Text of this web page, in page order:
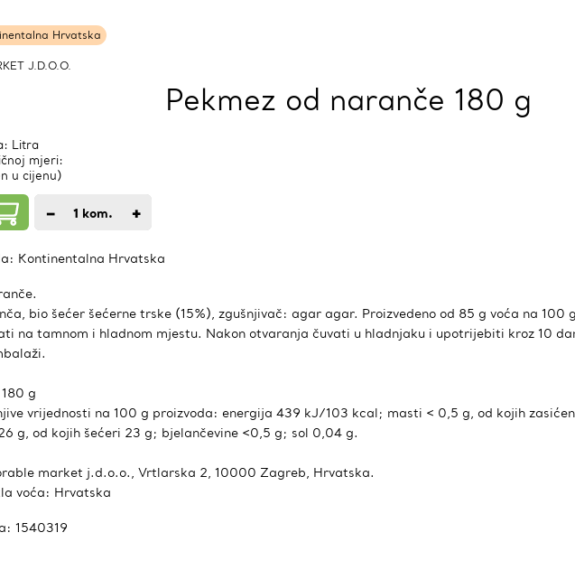
Hrvatska
J.D.O.O.
Pekmez od naranče 180 g
Litra
mjeri:
u cijenu)
− 1 kom. +
Kontinentalna Hrvatska
bio šećer šećerne trske (15%), zgušnjivač: agar agar. Proizvedeno od 85 g voća na 100
na tamnom i hladnom mjestu. Nakon otvaranja čuvati u hladnjaku i upotrijebiti kroz 10
g
vrijednosti na 100 g proizvoda: energija 439 kJ/103 kcal; masti < 0,5 g, od kojih
g, od kojih šećeri 23 g; bjelančevine <0,5 g; sol 0,04 g.
market j.d.o.o., Vrtlarska 2, 10000 Zagreb, Hrvatska.
voća: Hrvatska
1540319